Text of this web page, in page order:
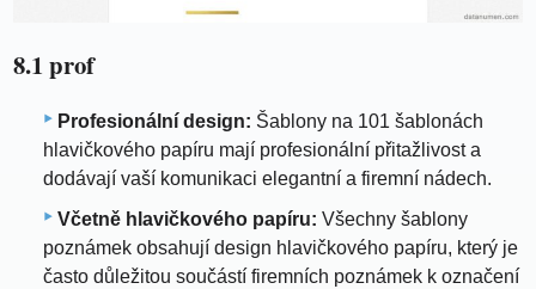
8.1 prof
Profesionální design: Šablony na 101 šablonách
hlavičkového papíru mají profesionální přitažlivost a
dodávají vaší komunikaci elegantní a firemní nádech.
Včetně hlavičkového papíru: Všechny šablony
poznámek obsahují design hlavičkového papíru, který je
často důležitou součástí firemních poznámek k označení